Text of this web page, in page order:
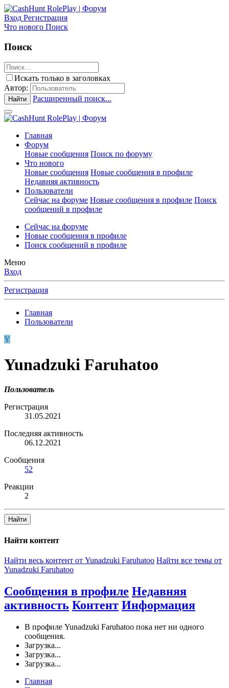
Вход Регистрация
Что нового Поиск
Поиск
Искать только в заголовках
Автор:
Найти Расширенный поиск...
Главная
Форум
Новые сообщения Поиск по форуму
Что нового
Новые сообщения Новые сообщения в профиле
Недавняя активность
Пользователи
Сейчас на форуме Новые сообщения в профиле Поиск
сообщений в профиле
Сейчас на форуме
Новые сообщения в профиле
Поиск сообщений в профиле
Меню
Вход
Регистрация
Главная
Пользователи
Y
Yunadzuki Faruhatoo
Пользователь
Регистрация
31.05.2021
Последняя активность
06.12.2021
Сообщения
52
Реакции
2
Найти
Найти контент
Найти весь контент от Yunadzuki Faruhatoo Найти все темы от
Yunadzuki Faruhatoo
Сообщения в профиле Недавняя
активность Контент Информация
В профиле Yunadzuki Faruhatoo пока нет ни одного
сообщения.
Загрузка...
Загрузка...
Загрузка...
Главная